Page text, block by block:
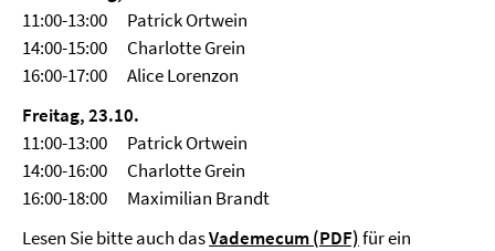
11:00-13:00 Patrick Ortwein
14:00-15:00 Charlotte Grein
16:00-17:00 Alice Lorenzon
Freitag, 23.10.
11:00-13:00 Patrick Ortwein
14:00-16:00 Charlotte Grein
16:00-18:00 Maximilian Brandt
Lesen Sie bitte auch dasVademecum (PDF)für ein